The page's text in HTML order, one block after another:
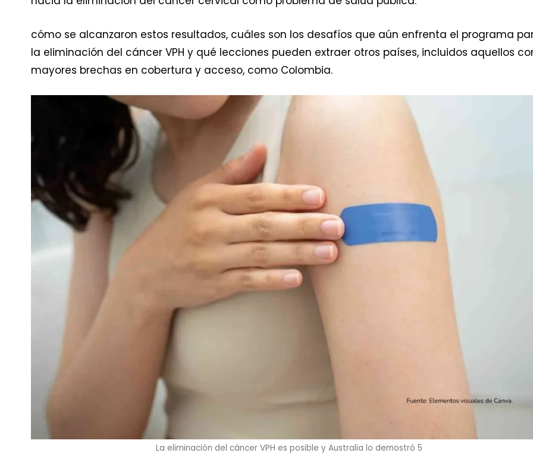
cómo se alcanzaron estos resultados, cuáles son los desafíos que aún enfrenta el programa
la eliminación del cáncer VPH y qué lecciones pueden extraer otros países, incluidos aquellos
mayores brechas en cobertura y acceso, como Colombia.
La eliminación del cáncer VPH es posible y Australia lo demostró 5